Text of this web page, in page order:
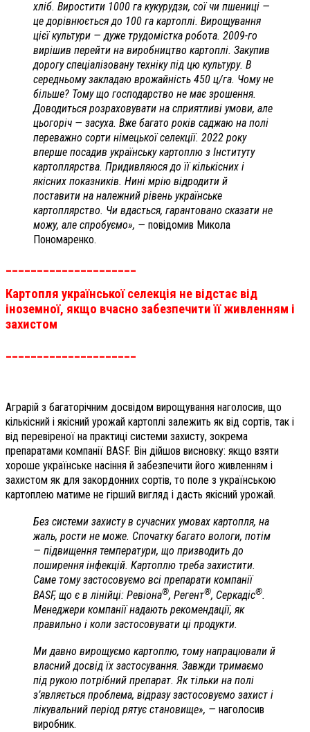
хліб. Виростити 1000 га кукурудзи, сої чи пшениці —
це дорівнюється до 100 га картоплі. Вирощування
цієї культури — дуже трудомістка робота. 2009-го
вирішив перейти на виробництво картоплі. Закупив
дорогу спеціалізовану техніку під цю культуру. В
середньому закладаю врожайність 450 ц/га. Чому не
більше? Тому що господарство не має зрошення.
Доводиться розраховувати на сприятливі умови, але
цьогоріч — засуха. Вже багато років саджаю на полі
переважно сорти німецької селекції. 2022 року
вперше посадив українську картоплю з Інституту
картоплярства. Придивляюся до її кількісних і
якісних показників. Нині мрію відродити й
поставити на належний рівень українське
картоплярство. Чи вдасться, гарантовано сказати не
можу, але спробуємо», — повідомив Микола
Пономаренко.
_____________________
Картопля української селекція не відстає від
іноземної, якщо вчасно забезпечити її живленням і
захистом
_____________________
Аграрій з багаторічним досвідом вирощування наголосив, що
кількісний і якісний урожай картоплі залежить як від сортів, так і
від перевіреної на практиці системи захисту, зокрема
препаратами компанії ВАSF. Він дійшов висновку: якщо взяти
хороше українське насіння й забезпечити його живленням і
захистом як для закордонних сортів, то поле з українською
картоплею матиме не гірший вигляд і дасть якісний урожай.
Без системи захисту в сучасних умовах картопля, на
жаль, рости не може. Спочатку багато вологи, потім
— підвищення температури, що призводить до
поширення інфекцій. Картоплю треба захистити.
Саме тому застосовуємо всі препарати компанії
ВАSF, що є в лінійці: Ревіона®, Регент®, Серкадіс®.
Менеджери компанії надають рекомендації, як
правильно і коли застосовувати ці продукти.
Ми давно вирощуємо картоплю, тому напрацювали й
власний досвід їх застосування. Завжди тримаємо
під рукою потрібний препарат. Як тільки на полі
з’являється проблема, відразу застосовуємо захист і
лікувальний період рятує становище», — наголосив
виробник.